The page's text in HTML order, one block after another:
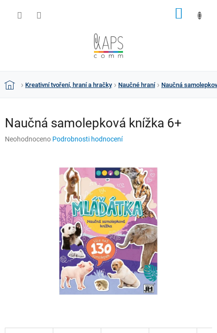
DomůKreativní tvoření, hraní a hračky Naučné hraní Naučná
Naučná samolepková knížka 6+
Průměrné
Neohodnoceno Podrobnosti hodnocení